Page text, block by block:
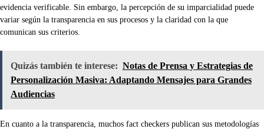
evidencia verificable. Sin embargo, la percepción de su imparcialidad puede
variar según la transparencia en sus procesos y la claridad con la que
comunican sus criterios.
Quizás también te interese: Notas de Prensa y Estrategias de
Personalización Masiva: Adaptando Mensajes para Grandes
Audiencias
En cuanto a la transparencia, muchos fact checkers publican sus metodologías